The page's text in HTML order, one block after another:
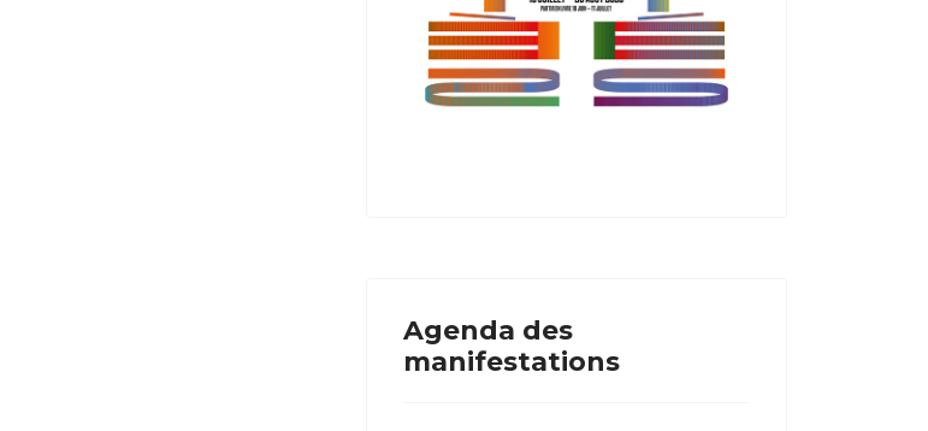
Agenda des
manifestations